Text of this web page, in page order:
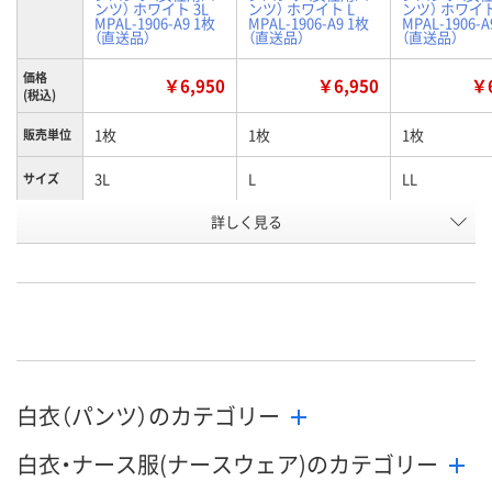
ンツ） ホワイト 3L
MPAL-1906-A9 1枚
（直送品）
ンツ） ホワイト L
MPAL-1906-A9 1枚
（直送品）
ンツ） ホワイ
MPAL-1906-
（直送品）
価格
(税込)
￥6,950 ￥6,950
販売単位 1枚 1枚 1枚
サイズ 3L L LL
P400568 P400569
カゴへ カゴへ
詳しく見る
白衣（パンツ）のカテゴリー
白衣・ナース服(ナースウェア)のカテゴリー